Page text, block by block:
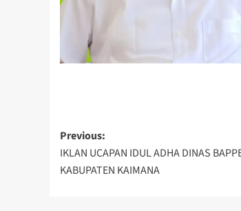
Post
navigation
Previous:
IKLAN UCAPAN IDUL ADHA DINAS
KABUPATEN KAIMANA